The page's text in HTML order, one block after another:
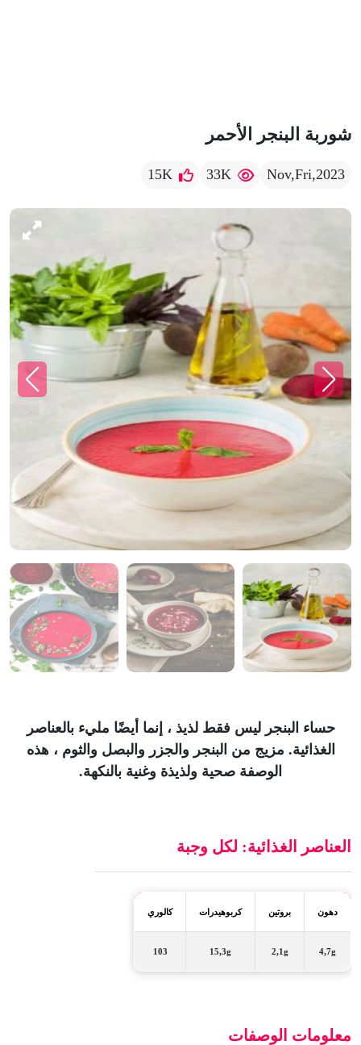
شوربة البنجر الأحمر
Nov,Fri,2023
33K
15K
حساء البنجر ليس فقط لذيذ ، إنما أيضًا مليء بالعناصر
الغذائية. مزيج من البنجر والجزر والبصل والثوم ، هذه
الوصفة صحية ولذيذة وغنية بالنكهة.
العناصر الغذائية: لكل وجبة
دهون بروتين كربوهيدرات كالوري
4,7g
2,1g
15,3g
103
معلومات الوصفات